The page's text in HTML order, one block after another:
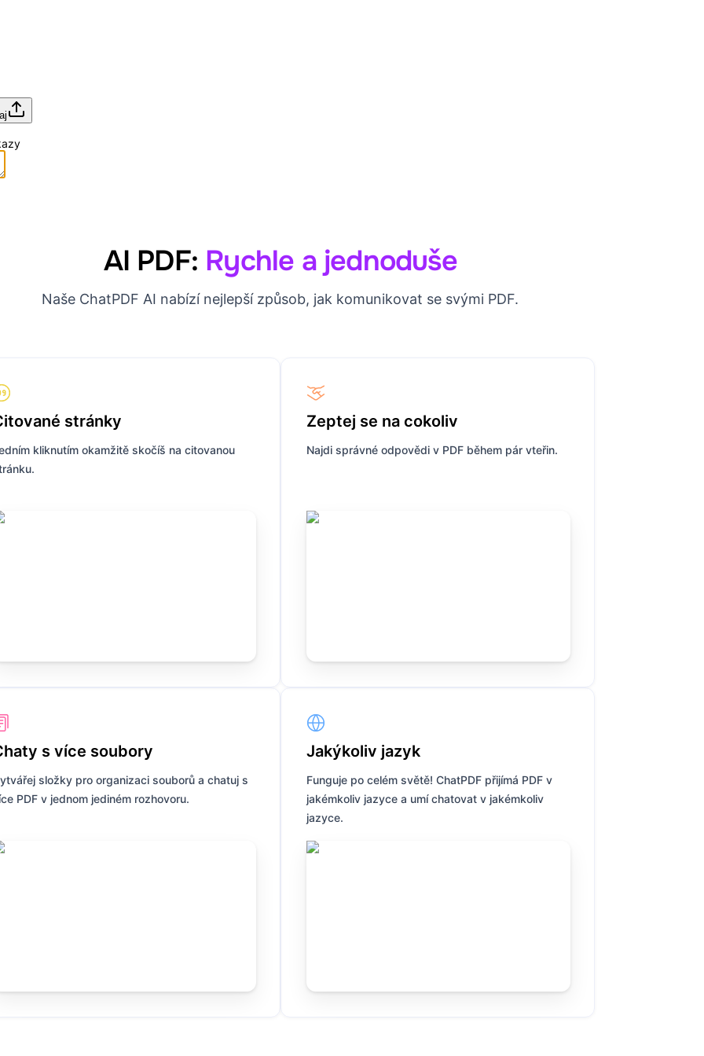
AI PDF: Rychle a jednoduše
Naše ChatPDF AI nabízí nejlepší způsob, jak komunikovat se svými PDF.
stránky
kliknutím okamžitě skočíš na citovanou
Zeptej se na cokoliv
Najdi správné odpovědi v PDF během pár vteřin.
s více soubory
složky pro organizaci souborů a chatuj s
PDF v jednom jediném rozhovoru.
Jakýkoliv jazyk
Funguje po celém světě! ChatPDF přijímá PDF v
jakémkoliv jazyce a umí chatovat v jakémkoliv
jazyce.